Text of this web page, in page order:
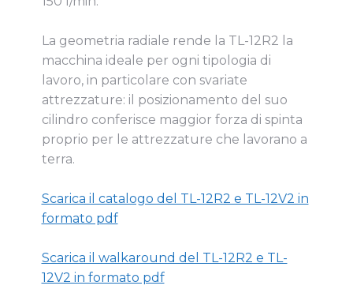
La geometria radiale rende la TL-12R2 la
macchina ideale per ogni tipologia di
lavoro, in particolare con svariate
attrezzature: il posizionamento del suo
cilindro conferisce maggior forza di spinta
proprio per le attrezzature che lavorano a
terra.
Scarica il catalogo del TL-12R2 e TL-12V2 in
formato pdf
Scarica il walkaround del TL-12R2 e TL-
12V2 in formato pdf